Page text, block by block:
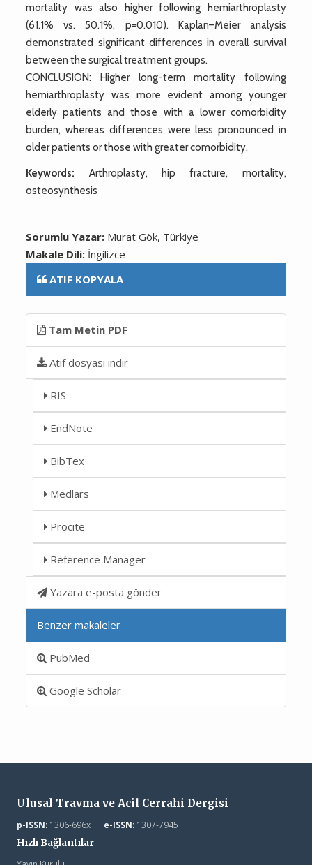
mortality was also higher following hemiarthroplasty
(61.1% vs. 50.1%, p=0.010). Kaplan–Meier analysis
demonstrated significant differences in overall survival
between the surgical treatment groups.
CONCLUSION: Higher long-term mortality following
hemiarthroplasty was more evident among younger
elderly patients and those with a lower comorbidity
burden, whereas differences were less pronounced in
older patients or those with greater comorbidity.
Keywords: Arthroplasty, hip fracture, mortality,
osteosynthesis
Sorumlu Yazar: Murat Gök, Türkiye
Makale Dili: İngilizce
ATIF KOPYALA
Tam Metin PDF
Atıf dosyası indir
RIS
EndNote
BibTex
Medlars
Procite
Reference Manager
Yazara e-posta gönder
Benzer makaleler
PubMed
Google Scholar
Ulusal Travma ve Acil Cerrahi Dergisi
p-ISSN:1306-696x | e-ISSN:1307-7945
Hızlı Bağlantılar